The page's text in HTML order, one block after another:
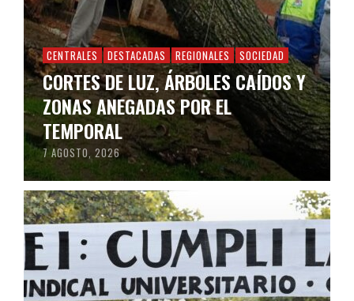
CENTRALES DESTACADAS REGIONALES SOCIEDAD
CORTES DE LUZ, ÁRBOLES CAÍDOS Y
ZONAS ANEGADAS POR EL
TEMPORAL
7 AGOSTO, 2026